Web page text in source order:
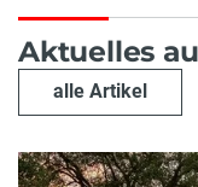
Aktuelles
alle Artikel